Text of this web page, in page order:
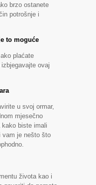
brzo ostanete
potrošnje i
to moguće
plaćate
ovaj
u svoj ormar,
mjesečno
kako biste imali
vam je nešto što
života kao i